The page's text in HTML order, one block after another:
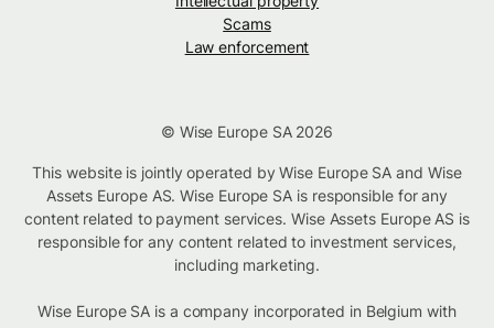
Scams
Law enforcement
© Wise Europe SA 2026
This website is jointly operated by Wise Europe SA and Wise
Assets Europe AS. Wise Europe SA is responsible for any
content related to payment services. Wise Assets Europe AS is
responsible for any content related to investment services,
including marketing.
Wise Europe SA is a company incorporated in Belgium with